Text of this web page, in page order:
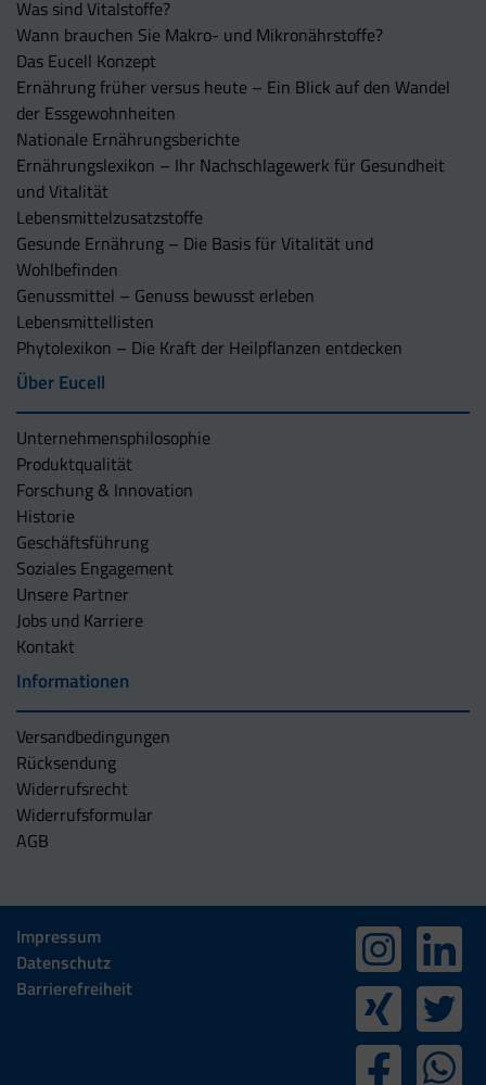
Was sind Vitalstoffe?
Wann brauchen Sie Makro- und Mikronährstoffe?
Das Eucell Konzept
Ernährung früher versus heute – Ein Blick auf den Wandel
der Essgewohnheiten
Nationale Ernährungsberichte
Ernährungslexikon – Ihr Nachschlagewerk für Gesundheit
und Vitalität
Lebensmittelzusatzstoffe
Gesunde Ernährung – Die Basis für Vitalität und
Wohlbefinden
Genussmittel – Genuss bewusst erleben
Lebensmittellisten
Phytolexikon – Die Kraft der Heilpflanzen entdecken
Über Eucell
Unternehmens­philosophie
Produktqualität
Forschung & Innovation
Historie
Geschäftsführung
Soziales Engagement
Unsere Partner
Jobs und Karriere
Kontakt
Informationen
Versandbedingungen
Rücksendung
Widerrufsrecht
Widerrufsformular
AGB
Impressum
Datenschutz
Barrierefreiheit